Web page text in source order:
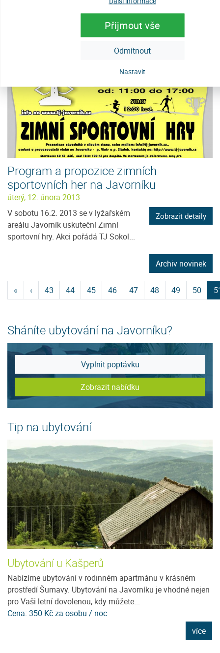
Přijmout vše
Odmítnout
Nastavit
V sobotu 16. února 2013 proběhl první
Javorníku. Soutěžilo se celkem...
Program a propozice zimních
sportovních her na Javorníku
úterý, 12. února 2013
V sobotu 16.2. 2013 se v lyžařském
areálu Javorník uskuteční Zimní
sportovní hry. Akci pořádá TJ Sokol...
Zobrazit detaily
Archiv novinek
« ‹ 43 44 45 46 47 48 49 50
Sháníte ubytování na Javorníku?
Vyplnit poptávku
Zobrazit nabídku
Tip na ubytování
Ubytování u Kašperů
Nabízíme ubytování v rodinném apartmánu v krásném
prostředí Šumavy. Ubytování na Javorníku je vhodné nejen
pro Vaši letní dovolenou, kdy můžete...
Cena: 350 Kč za osobu / noc
více